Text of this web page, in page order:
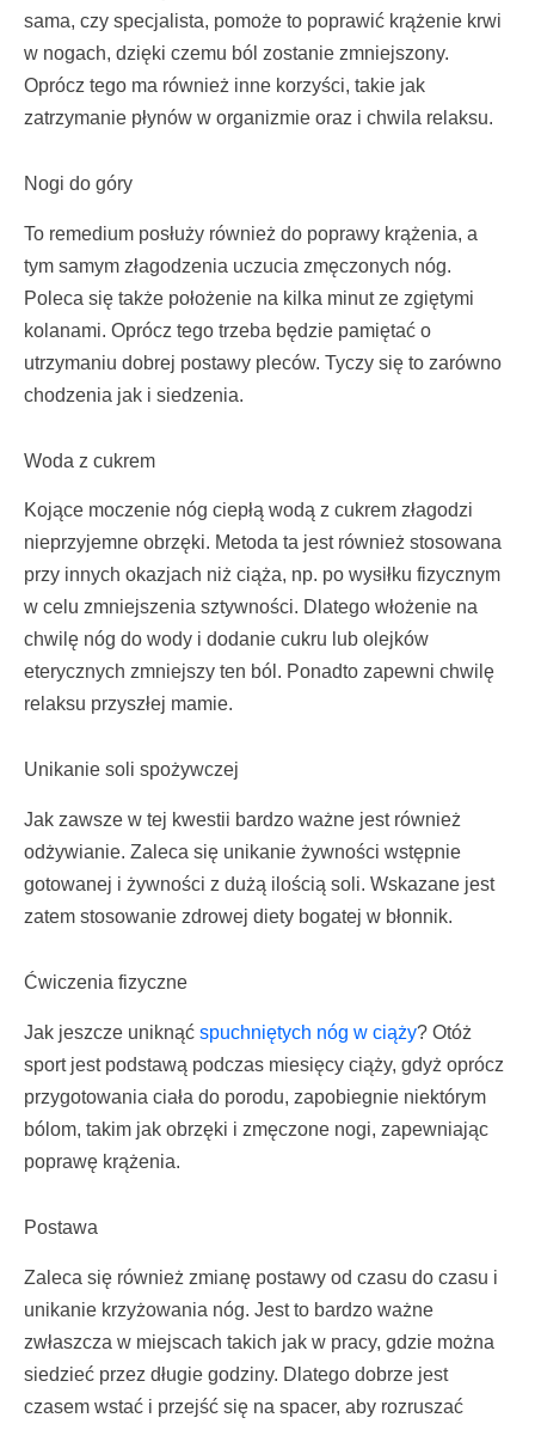
sama, czy specjalista, pomoże to poprawić krążenie krwi
w nogach, dzięki czemu ból zostanie zmniejszony.
Oprócz tego ma również inne korzyści, takie jak
zatrzymanie płynów w organizmie oraz i chwila relaksu.
Nogi do góry
To remedium posłuży również do poprawy krążenia, a
tym samym złagodzenia uczucia zmęczonych nóg.
Poleca się także położenie na kilka minut ze zgiętymi
kolanami. Oprócz tego trzeba będzie pamiętać o
utrzymaniu dobrej postawy pleców. Tyczy się to zarówno
chodzenia jak i siedzenia.
Woda z cukrem
Kojące moczenie nóg ciepłą wodą z cukrem złagodzi
nieprzyjemne obrzęki. Metoda ta jest również stosowana
przy innych okazjach niż ciąża, np. po wysiłku fizycznym
w celu zmniejszenia sztywności. Dlatego włożenie na
chwilę nóg do wody i dodanie cukru lub olejków
eterycznych zmniejszy ten ból. Ponadto zapewni chwilę
relaksu przyszłej mamie.
Unikanie soli spożywczej
Jak zawsze w tej kwestii bardzo ważne jest również
odżywianie. Zaleca się unikanie żywności wstępnie
gotowanej i żywności z dużą ilością soli. Wskazane jest
zatem stosowanie zdrowej diety bogatej w błonnik.
Ćwiczenia fizyczne
Jak jeszcze uniknąć spuchniętych nóg w ciąży? Otóż
sport jest podstawą podczas miesięcy ciąży, gdyż oprócz
przygotowania ciała do porodu, zapobiegnie niektórym
bólom, takim jak obrzęki i zmęczone nogi, zapewniając
poprawę krążenia.
Postawa
Zaleca się również zmianę postawy od czasu do czasu i
unikanie krzyżowania nóg. Jest to bardzo ważne
zwłaszcza w miejscach takich jak w pracy, gdzie można
siedzieć przez długie godziny. Dlatego dobrze jest
czasem wstać i przejść się na spacer, aby rozruszać